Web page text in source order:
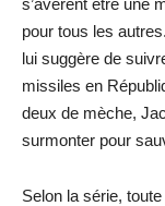
s’avèrent être une
pour tous les
lui suggère de
missiles en
deux de mèche,
surmonter pour
Selon la série,